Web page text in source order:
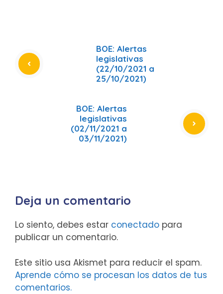
BOE: Alertas
legislativas
(22/10/2021 a
25/10/2021)
BOE: Alertas
legislativas
(02/11/2021 a
03/11/2021)
Deja un comentario
Lo siento, debes estar conectado para
publicar un comentario.
Este sitio usa Akismet para reducir el spam.
Aprende cómo se procesan los datos de tus
comentarios.